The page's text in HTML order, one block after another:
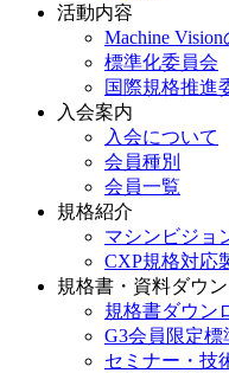
活動内容
Machine
標準化委員会
国際規格推進
入会案内
入会について
会員種別
会員一覧
規格紹介
マシンビジョ
CXP規格対応
規格書・資料ダウ
規格書ダウン
G3会員限定標
セミナー・技